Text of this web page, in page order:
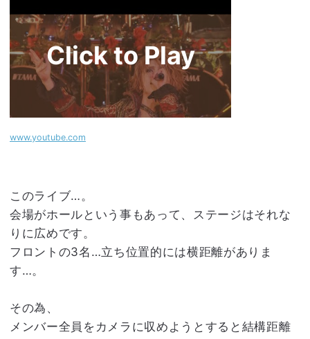
www.youtube.com
このライブ…。
会場がホールという事もあって、ステージはそれな
りに広めです。
フロントの3名…立ち位置的には横距離がありま
す…。
その為、
メンバー全員をカメラに収めようとすると結構距離